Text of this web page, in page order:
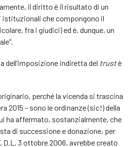
il diritto è il risultato di un
che compongono il
fra i giudici) ed è, dunque, un
dell’imposizione indiretta del trustè
perché la vicenda si trascina
2015 – sono le ordinanze (sic!) della
ha affermato, sostanzialmente, che
di successione e donazione, per
D.L. 3 ottobre 2006, avrebbe creato